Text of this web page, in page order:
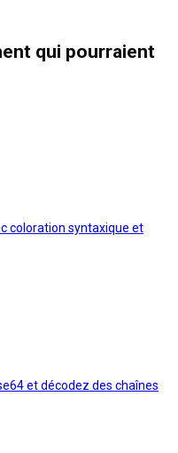
qui pourraient
coloration syntaxique et
et décodez des chaînes